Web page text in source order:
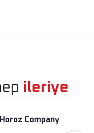
ileriye
Horoz Company